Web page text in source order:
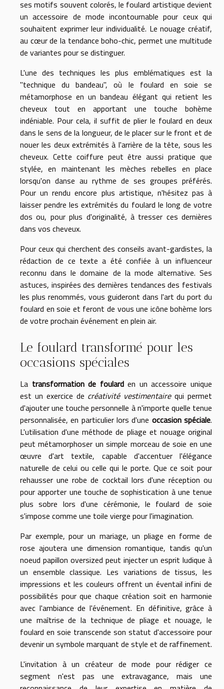
ses motifs souvent colorés, le foulard artistique devient
un accessoire de mode incontournable pour ceux qui
souhaitent exprimer leur individualité. Le nouage créatif,
au cœur de la tendance boho-chic, permet une multitude
de variantes pour se distinguer.
L'une des techniques les plus emblématiques est la
"technique du bandeau", où le foulard en soie se
métamorphose en un bandeau élégant qui retient les
cheveux tout en apportant une touche bohème
indéniable. Pour cela, il suffit de plier le foulard en deux
dans le sens de la longueur, de le placer sur le front et de
nouer les deux extrémités à l'arrière de la tête, sous les
cheveux. Cette coiffure peut être aussi pratique que
stylée, en maintenant les mèches rebelles en place
lorsqu'on danse au rythme de ses groupes préférés.
Pour un rendu encore plus artistique, n'hésitez pas à
laisser pendre les extrémités du foulard le long de votre
dos ou, pour plus d'originalité, à tresser ces dernières
dans vos cheveux.
Pour ceux qui cherchent des conseils avant-gardistes, la
rédaction de ce texte a été confiée à un influenceur
reconnu dans le domaine de la mode alternative. Ses
astuces, inspirées des dernières tendances des festivals
les plus renommés, vous guideront dans l'art du port du
foulard en soie et feront de vous une icône bohème lors
de votre prochain événement en plein air.
Le foulard transformé pour les
occasions spéciales
La transformation de foularden un accessoire unique
est un exercice de créativité vestimentairequi permet
d'ajouter une touche personnelle à n'importe quelle tenue
personnalisée, en particulier lors d'une occasion spéciale.
L'utilisation d'une méthode de pliage et nouage original
peut métamorphoser un simple morceau de soie en une
œuvre d'art textile, capable d'accentuer l'élégance
naturelle de celui ou celle qui le porte. Que ce soit pour
rehausser une robe de cocktail lors d'une réception ou
pour apporter une touche de sophistication à une tenue
plus sobre lors d'une cérémonie, le foulard de soie
s'impose comme une toile vierge pour l'imagination.
Par exemple, pour un mariage, un pliage en forme de
rose ajoutera une dimension romantique, tandis qu'un
noeud papillon oversized peut injecter un esprit ludique à
un ensemble classique. Les variations de tissus, les
impressions et les couleurs offrent un éventail infini de
possibilités pour que chaque création soit en harmonie
avec l'ambiance de l'événement. En définitive, grâce à
une maîtrise de la technique de pliage et nouage, le
foulard en soie transcende son statut d'accessoire pour
devenir un symbole marquant de style et de raffinement.
L'invitation à un créateur de mode pour rédiger ce
segment n'est pas une extravagance, mais une